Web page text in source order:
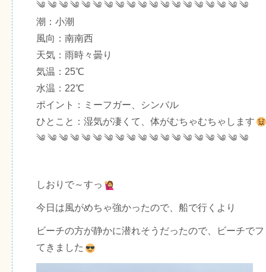
༄ ༄ ༄ ༄ ༄ ༄ ༄ ༄ ༄ ༄ ༄ ༄ ༄ ༄ ༄ ༄ ༄ ༄ ༄
潮：小潮
風向：南南西
天気：雨時々曇り
気温：25℃
水温：22℃
ポイント：ミーフガー、シンバル
ひとこと：湿気が凄くて、体がむちゃむちゃします
༄ ༄ ༄ ༄ ༄ ༄ ༄ ༄ ༄ ༄ ༄ ༄ ༄ ༄ ༄ ༄ ༄ ༄ ༄
しおりで～すっ
今日は風がめちゃ強かったので、船で行くより
ビーチの方が静かに潜れそうだったので、ビーチで
てきました